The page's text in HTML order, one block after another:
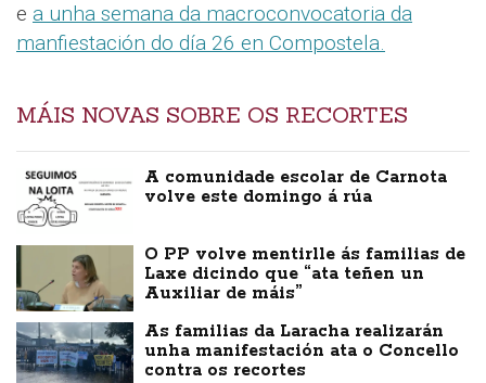
e a unha semana da macroconvocatoria da
manfiestación do día 26 en Compostela.
MÁIS NOVAS SOBRE OS RECORTES
A comunidade escolar de Carnota
volve este domingo á rúa
O PP volve mentirlle ás familias de
Laxe dicindo que “ata teñen un
Auxiliar de máis”
As familias da Laracha realizarán
unha manifestación ata o Concello
contra os recortes